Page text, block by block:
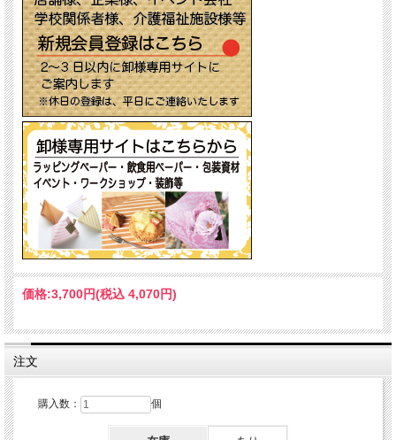
価格:3,700円(税込 4,070円)
注文
購入数： 個